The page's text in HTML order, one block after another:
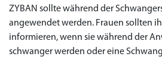
ZYBAN sollte während der
angewendet werden. Frauen sollten
informieren, wenn sie während der
schwanger werden oder eine